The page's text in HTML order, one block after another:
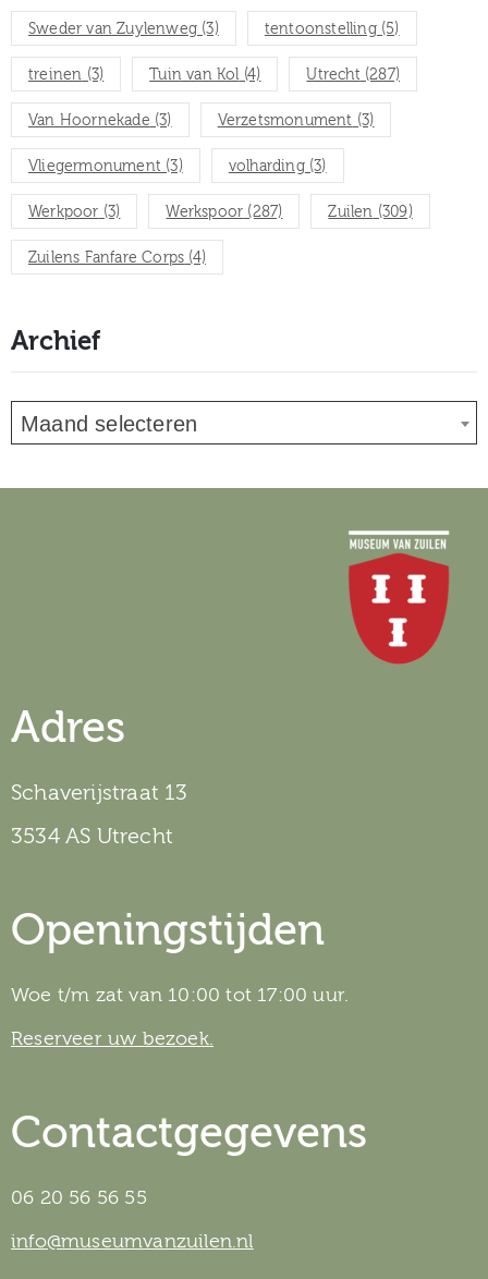
Sweder van Zuylenweg (3) tentoonstelling(5)
treinen (3) Tuin van Kol (4) Utrecht(287)
Van Hoornekade (3) Verzetsmonument (3)
Vliegermonument (3) volharding(3)
Werkpoor (3) Werkspoor (287) Zuilen (309)
Zuilens Fanfare Corps (4)
Archief
Maand selecteren
Adres
Schaverijstraat 13
3534 AS Utrecht
Openingstijden
Woe t/m zat van 10:00 tot 17:00 uur.
Reserveer uw bezoek.
Contactgegevens
06 20 56 56 55
info@museumvanzuilen.nl